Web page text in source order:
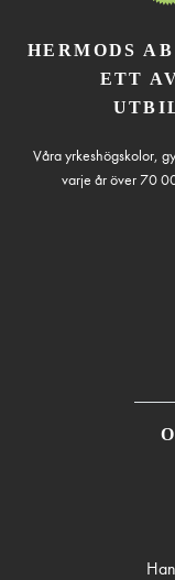
HERMODS
ETT
Våra yrkeshögskolor,
varje år över 70